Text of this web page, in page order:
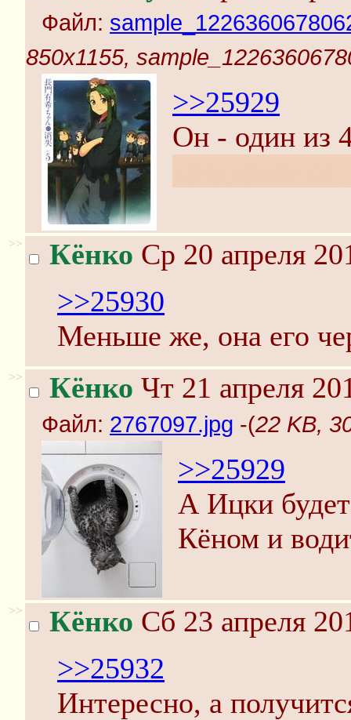
Файл:
850x1155,
>>25929
Он - один из
>> Кёнко Ср 20 апреля
>>25930
Меньше же, она его
>> Кёнко Чт 21 апреля
Файл: 2767097.jpg -(22 KB,
>>25929
А Ицки
Кёном и
>> Кёнко Сб 23 апреля
>>25932
Интересно, а